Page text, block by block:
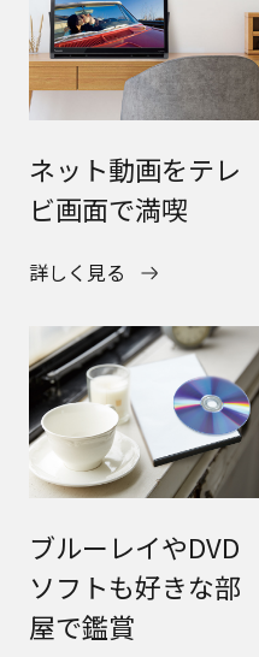
ネット動画をテレ
ビ画面で満喫
詳しく見る
ブルーレイやDVD
ソフトも好きな部
屋で鑑賞